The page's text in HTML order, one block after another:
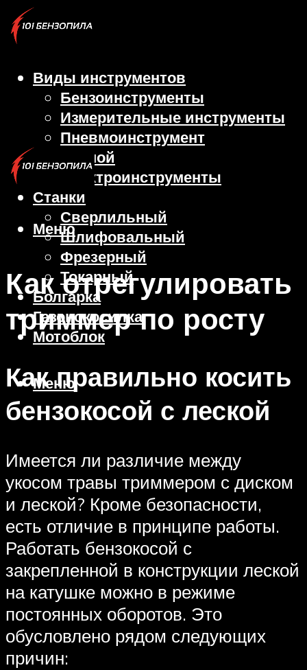
Виды инструментов
Бензоинструменты
Измерительные инструменты
Пневмоинструмент
Ручной
Электроинструменты
Станки
Сверлильный
Шлифовальный
Фрезерный
Токарный
Болгарка
Газонокосилка
Мотоблок
Меню
Меню
Как отрегулировать
триммер по росту
Как правильно косить
бензокосой с леской
Имеется ли различие между
укосом травы триммером с диском
и леской? Кроме безопасности,
есть отличие в принципе работы.
Работать бензокосой с
закрепленной в конструкции леской
на катушке можно в режиме
постоянных оборотов. Это
обусловлено рядом следующих
причин: